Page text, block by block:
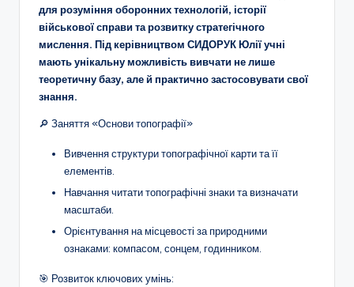
н
о
г
о
в
и
х
о
в
а
н
для розуміння оборонних технологій, історії
військової справи та розвитку стратегічного
мислення. Під керівництвом СИДОРУК Юлії учні
мають унікальну можливість вивчати не лише
теоретичну базу, але й практично застосовувати свої
знання.
🔎 Заняття «Основи топографії»
Вивчення структури топографічної карти та її
елементів.
Навчання читати топографічні знаки та визначати
масштаби.
Орієнтування на місцевості за природними
ознаками: компасом, сонцем, годинником.
🎯 Розвиток ключових умінь: